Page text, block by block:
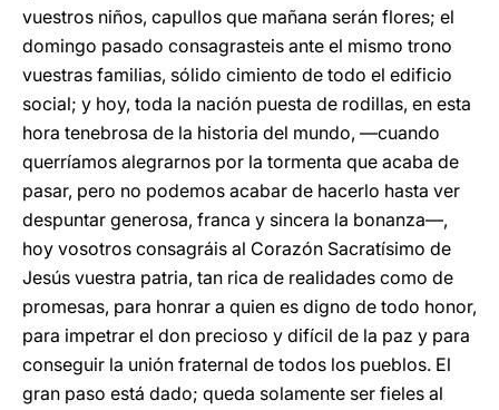
vuestros niños, capullos que mañana serán flores; el
domingo pasado consagrasteis ante el mismo trono
vuestras familias, sólido cimiento de todo el edificio
social; y hoy, toda la nación puesta de rodillas, en esta
hora tenebrosa de la historia del mundo, —cuando
querríamos alegrarnos por la tormenta que acaba de
pasar, pero no podemos acabar de hacerlo hasta ver
despuntar generosa, franca y sincera la bonanza—,
hoy vosotros consagráis al Corazón Sacratísimo de
Jesús vuestra patria, tan rica de realidades como de
promesas, para honrar a quien es digno de todo honor,
para impetrar el don precioso y difícil de la paz y para
conseguir la unión fraternal de todos los pueblos. El
gran paso está dado; queda solamente ser fieles al